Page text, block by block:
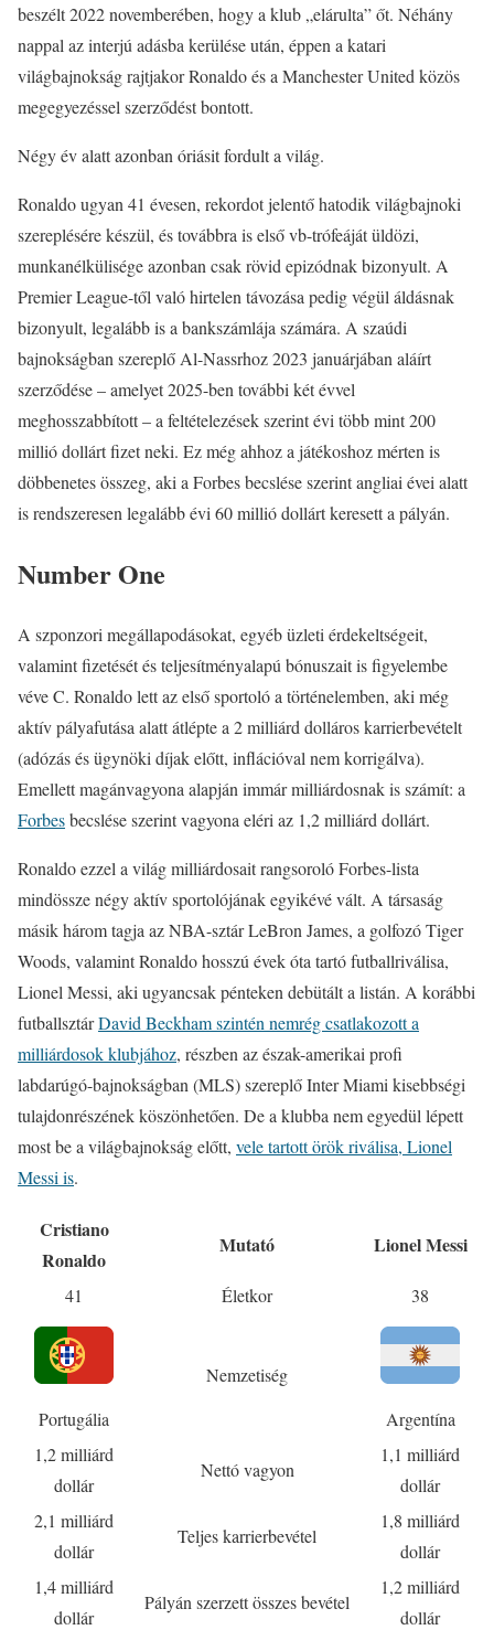
beszélt 2022 novemberében, hogy a klub „elárulta” őt. Néhány
nappal az interjú adásba kerülése után, éppen a katari
világbajnokság rajtjakor Ronaldo és a Manchester United közös
megegyezéssel szerződést bontott.
Négy év alatt azonban óriásit fordult a világ.
Ronaldo ugyan 41 évesen, rekordot jelentő hatodik világbajnoki
szereplésére készül, és továbbra is első vb-trófeáját üldözi,
munkanélkülisége azonban csak rövid epizódnak bizonyult. A
Premier League-től való hirtelen távozása pedig végül áldásnak
bizonyult, legalább is a bankszámlája számára. A szaúdi
bajnokságban szereplő Al-Nassrhoz 2023 januárjában aláírt
szerződése – amelyet 2025-ben további két évvel
meghosszabbított – a feltételezések szerint évi több mint 200
millió dollárt fizet neki. Ez még ahhoz a játékoshoz mérten is
döbbenetes összeg, aki a Forbes becslése szerint angliai évei alatt
is rendszeresen legalább évi 60 millió dollárt keresett a pályán.
Number One
A szponzori megállapodásokat, egyéb üzleti érdekeltségeit,
valamint fizetését és teljesítményalapú bónuszait is figyelembe
véve C. Ronaldo lett az első sportoló a történelemben, aki még
aktív pályafutása alatt átlépte a 2 milliárd dolláros karrierbevételt
(adózás és ügynöki díjak előtt, inflációval nem korrigálva).
Emellett magánvagyona alapján immár milliárdosnak is számít: a
Forbesbecslése szerint vagyona eléri az 1,2 milliárd dollárt.
Ronaldo ezzel a világ milliárdosait rangsoroló Forbes-lista
mindössze négy aktív sportolójának egyikévé vált. A társaság
másik három tagja az NBA-sztár LeBron James, a golfozó Tiger
Woods, valamint Ronaldo hosszú évek óta tartó futballriválisa,
Lionel Messi, aki ugyancsak pénteken debütált a listán. A korábbi
futballsztárDavid Beckham szintén nemrég csatlakozott a
milliárdosok klubjához, részben az észak-amerikai profi
labdarúgó-bajnokságban (MLS) szereplő Inter Miami kisebbségi
tulajdonrészének köszönhetően. De a klubba nem egyedül lépett
most be a világbajnokság előtt, vele tartott örök riválisa, Lionel
Messi is.
Cristiano
Ronaldo
Mutató Lionel Messi
41 Életkor 38
Portugália
Nemzetiség
Argentína
1,2 milliárd
dollár
Nettó vagyon
1,1 milliárd
dollár
2,1 milliárd
dollár
Teljes karrierbevétel
1,8 milliárd
dollár
1,4 milliárd
dollár
Pályán szerzett összes bevétel
1,2 milliárd
dollár